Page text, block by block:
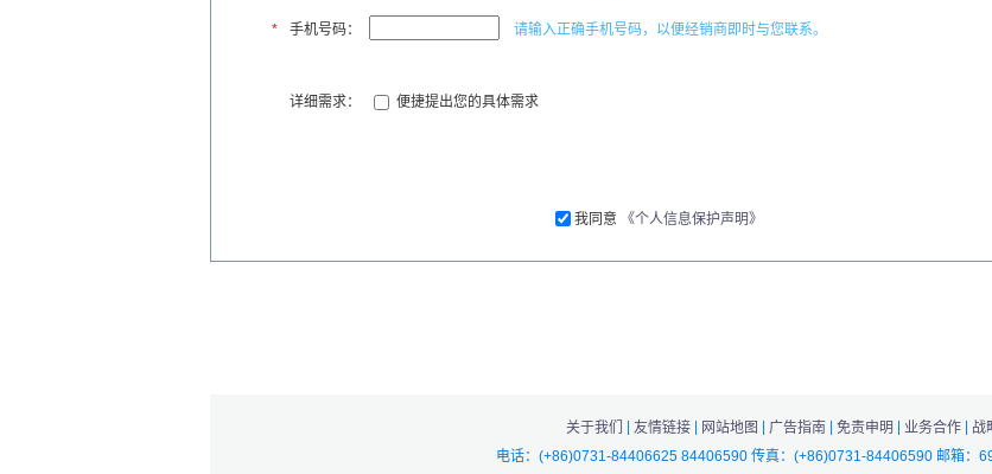
* 手机号码： 请输入正确手机号码，以便经销商即时与您联系。
详细需求： 便捷提出您的具体需求
我同意 《个人信息保护声明》
关于我们 | 友情链接 | 网站地图 | 广告指南 | 免责申明 | 业务合作 | 战
电话：(+86)0731-84406625 84406590 传真：(+86)0731-84406590 邮箱：